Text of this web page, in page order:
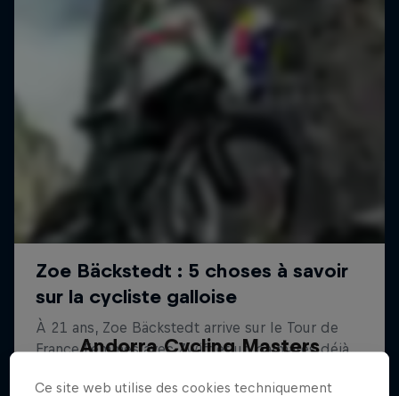
Andorra Cycling Masters
Révéler les facettes inédites des meilleurs
Ce site web utilise des cookies techniquement